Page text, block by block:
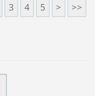
3 4 5 > >>